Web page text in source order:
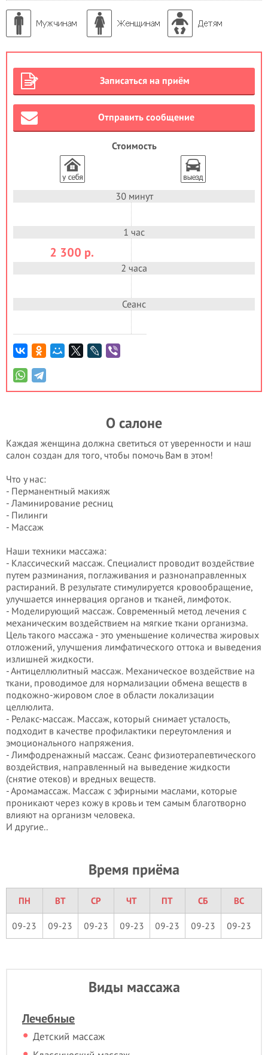
Записаться на приём
Отправить сообщение
Стоимость
30 минут
1 час
2 300 р.
2 часа
Сеанс
О салоне
Каждая женщина должна светиться от уверенности и наш
салон создан для того, чтобы помочь Вам в этом!
Что у нас:
- Перманентный макияж
- Ламинирование ресниц
- Пилинги
- Массаж
Наши техники массажа:
- Классический массаж. Специалист проводит воздействие
путем разминания, поглаживания и разнонаправленных
растираний. В результате стимулируется кровообращение,
улучшается иннервация органов и тканей, лимфоток.
- Моделирующий массаж. Современный метод лечения с
механическим воздействием на мягкие ткани организма.
Цель такого массажа - это уменьшение количества жировых
отложений, улучшения лимфатического оттока и выведения
излишней жидкости.
- Антицеллюлитный массаж. Механическое воздействие на
ткани, проводимое для нормализации обмена веществ в
подкожно-жировом слое в области локализации
целлюлита.
- Релакс-массаж. Массаж, который снимает усталость,
подходит в качестве профилактики переутомления и
эмоционального напряжения.
- Лимфодренажный массаж. Сеанс физиотерапевтического
воздействия, направленный на выведение жидкости
(снятие отеков) и вредных веществ.
- Аромамассаж. Массаж с эфирными маслами, которые
проникают через кожу в кровь и тем самым благотворно
влияют на организм человека.
И другие..
Время приёма
ПН ВТ СР ЧТ ПТ СБ ВС
09-23 09-23 09-23 09-23 09-23 09-23 09-23
Виды массажа
Лечебные
Детский массаж